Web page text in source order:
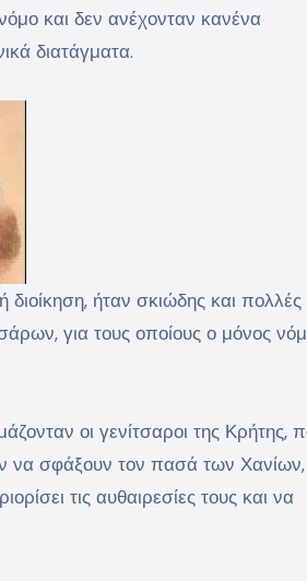
και δεν ανέχονταν κανένα
διατάγματα.
ήταν σκιώδης και πολλές
για τους οποίους ο μόνος
οι γενίτσαροι της Κρήτης,
να σφάξουν τον πασά των Χανίων,
τις αυθαιρεσίες τους και να